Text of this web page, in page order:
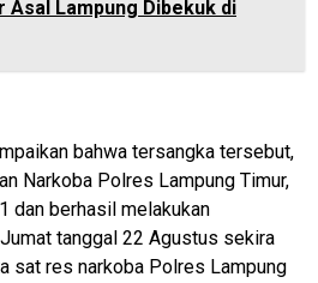
Asal Lampung Dibekuk di
bahwa tersangka tersebut,
Narkoba Polres Lampung Timur,
dan berhasil melakukan
tanggal 22 Agustus sekira
sat res narkoba Polres Lampung